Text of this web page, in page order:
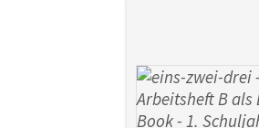
Grulich, Christian; Hohenstein, Christina